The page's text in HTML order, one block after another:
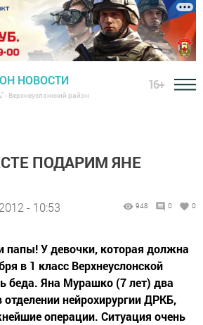
НОВОСТИ
- Верхнеуслонский район
16+
ПОДАРИМ ЯНЕ
- 10:53 948 0 0
У девочки, которая должна
в 1 класс Верхнеуслонской
беда. Яна Мурашко (7 лет) два
отделении нейрохирургии ДРКБ,
операции. Ситуация очень